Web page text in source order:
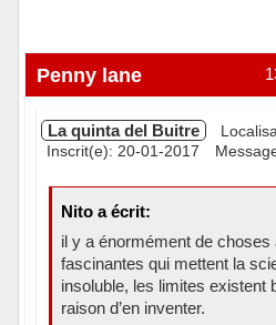
Penny lane
La quinta del Buitre
Inscrit(e): 20-01-2017
Nito a écrit:
il y a énormément de choses
fascinantes qui mettent la
insoluble, les limites existent
raison d’en inventer.